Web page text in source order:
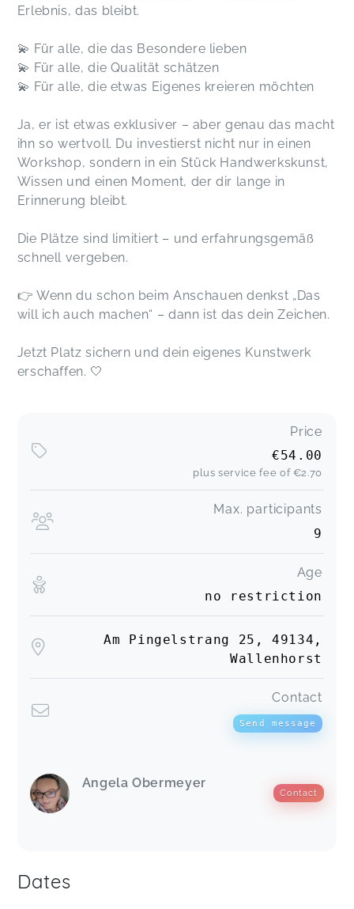
Erlebnis, das bleibt.
💫 Für alle, die das Besondere lieben
💫 Für alle, die Qualität schätzen
💫 Für alle, die etwas Eigenes kreieren möchten
Ja, er ist etwas exklusiver – aber genau das macht
ihn so wertvoll. Du investierst nicht nur in einen
Workshop, sondern in ein Stück Handwerkskunst,
Wissen und einen Moment, der dir lange in
Erinnerung bleibt.
Die Plätze sind limitiert – und erfahrungsgemäß
schnell vergeben.
👉 Wenn du schon beim Anschauen denkst „Das
will ich auch machen“ – dann ist das dein Zeichen.
Jetzt Platz sichern und dein eigenes Kunstwerk
erschaffen. 🤍
Price
€54.00
plus service fee of €2.70
Max. participants
9
Age
no restriction
Am Pingelstrang 25, 49134,
Wallenhorst
Contact
Send message
Angela Obermeyer
Contact
Dates